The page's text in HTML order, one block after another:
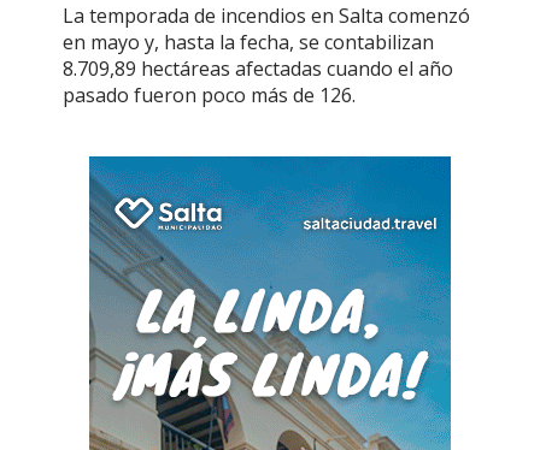
La temporada de incendios en Salta comenzó
en mayo y, hasta la fecha, se contabilizan
8.709,89 hectáreas afectadas cuando el año
pasado fueron poco más de 126.